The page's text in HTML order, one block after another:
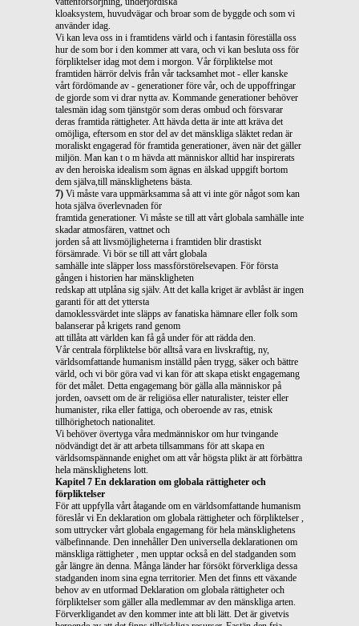
kloaksystem, huvudvägar och broar som de byggde och som vi
använder idag.
Vi kan leva oss in i framtidens värld och i fantasin föreställa oss
hur de som bor i den kommer att vara, och vi kan besluta oss för
förpliktelser idag mot dem i morgon. Vår förpliktelse mot
framtiden härrör delvis från vår tacksamhet mot - eller kanske
vårt fördömande av - generationer före vår, och de uppoffringar
de gjorde som vi drar nytta av. Kommande generationer behöver
talesmän idag som tjänstgör som deras ombud och försvarar
deras framtida rättigheter. Att hävda detta är inte att kräva det
omöjliga, eftersom en stor del av det mänskliga släktet redan är
moraliskt engagerad för framtida generationer, även när det gäller
miljön. Man kan t o m hävda att människor alltid har inspirerats
av den heroiska idealism som ägnas en älskad uppgift bortom
dem själva,till mänsklighetens bästa.
7) Vi måste vara uppmärksamma så att vi inte gör något som kan
hota själva överlevnaden för
framtida generationer. Vi måste se till att vårt globala samhälle inte
skadar atmosfären, vattnet och
jorden så att livsmöjligheterna i framtiden blir drastiskt
försämrade. Vi bör se till att vårt globala
samhälle inte släpper loss massförstörelsevapen. För första
gången i historien har mänskligheten
redskap att utplåna sig själv. Att det kalla kriget är avblåst är ingen
garanti för att det yttersta
damoklessvärdet inte släpps av fanatiska hämnare eller folk som
balanserar på krigets rand genom
att tillåta att världen kan få gå under för att rädda den.
Vår centrala förpliktelse bör alltså vara en livskraftig, ny,
världsomfattande humanism inställd påen trygg, säker och bättre
värld, och vi bör göra vad vi kan för att skapa etiskt engagemang
för det målet. Detta engagemang bör gälla alla människor på
jorden, oavsett om de är religiösa eller naturalister, teister eller
humanister, rika eller fattiga, och oberoende av ras, etnisk
tillhörighetoch nationalitet.
Vi behöver övertyga våra medmänniskor om hur tvingande
nödvändigt det är att arbeta tillsammans för att skapa en
världsomspännande enighet om att vår högsta plikt är att förbättra
hela mänsklighetens lott.
Kapitel 7 En deklaration om globala rättigheter och
förpliktelser
För att uppfylla vårt åtagande om en världsomfattande humanism
föreslår vi En deklaration om globala rättigheter och förpliktelser ,
som uttrycker vårt globala engagemang för hela mänsklighetens
välbefinnande. Den innehåller Den universella deklarationen om
mänskliga rättigheter , men upptar också en del stadganden som
går längre än denna. Många länder har försökt förverkliga dessa
stadganden inom sina egna territorier. Men det finns ett växande
behov av en utformad Deklaration om globala rättigheter och
förpliktelser som gäller alla medlemmar av den mänskliga arten.
Förverkligandet av den kommer inte att bli lätt. Det är givetvis